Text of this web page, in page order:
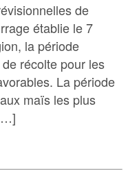
de
établie le 7
la période
récolte pour les
La période
maïs les plus